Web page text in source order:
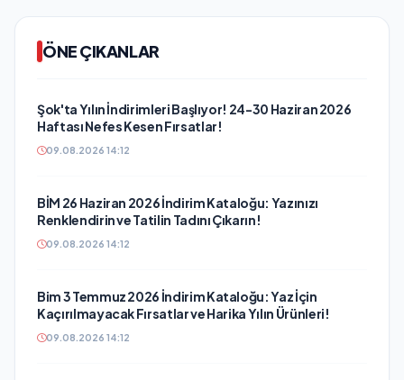
ÖNE ÇIKANLAR
Şok'ta Yılın İndirimleri Başlıyor! 24-30 Haziran 2026
Haftası Nefes Kesen Fırsatlar!
09.08.2026 14:12
BİM 26 Haziran 2026 İndirim Kataloğu: Yazınızı
Renklendirin ve Tatilin Tadını Çıkarın!
09.08.2026 14:12
Bim 3 Temmuz 2026 İndirim Kataloğu: Yaz İçin
Kaçırılmayacak Fırsatlar ve Harika Yılın Ürünleri!
09.08.2026 14:12